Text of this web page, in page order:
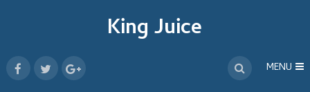
King Juice
MENU